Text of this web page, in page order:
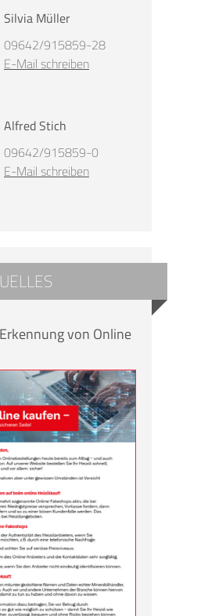
Silvia Müller
09642/915859-28
E-Mail schreiben
Alfred Stich
09642/915859-0
E-Mail schreiben
von Online